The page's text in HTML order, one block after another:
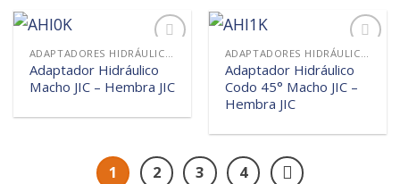
Añadir
a la
lista de
Adaptador Hidráulico
Macho JIC – Hembra JIC
Añadir
a la
lista de
Adaptador Hidráulico
Codo 45° Macho JIC –
Hembra JIC
1 2 3 4